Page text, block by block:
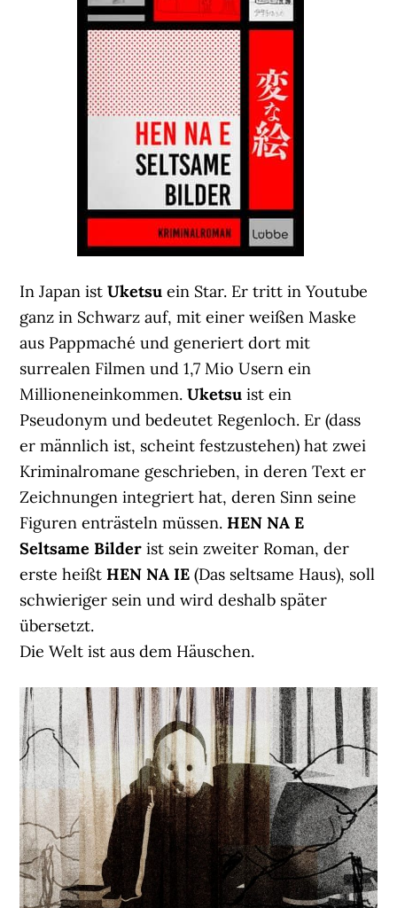
In Japan istUketsu ein Star. Er tritt in Youtube
ganz in Schwarz auf, mit einer weißen Maske
aus Pappmaché und generiert dort mit
surrealen Filmen und 1,7 Mio Usern ein
Millioneneinkommen.Uketsu ist ein
Pseudonym und bedeutet Regenloch. Er (dass
er männlich ist, scheint festzustehen) hat zwei
Kriminalromane geschrieben, in deren Text er
Zeichnungen integriert hat, deren Sinn seine
Figuren enträsteln müssen.HEN NA E
Seltsame Bilderist sein zweiter Roman, der
erste heißtHEN NA IE(Das seltsame Haus), soll
schwieriger sein und wird deshalb später
übersetzt.
Die Welt ist aus dem Häuschen.